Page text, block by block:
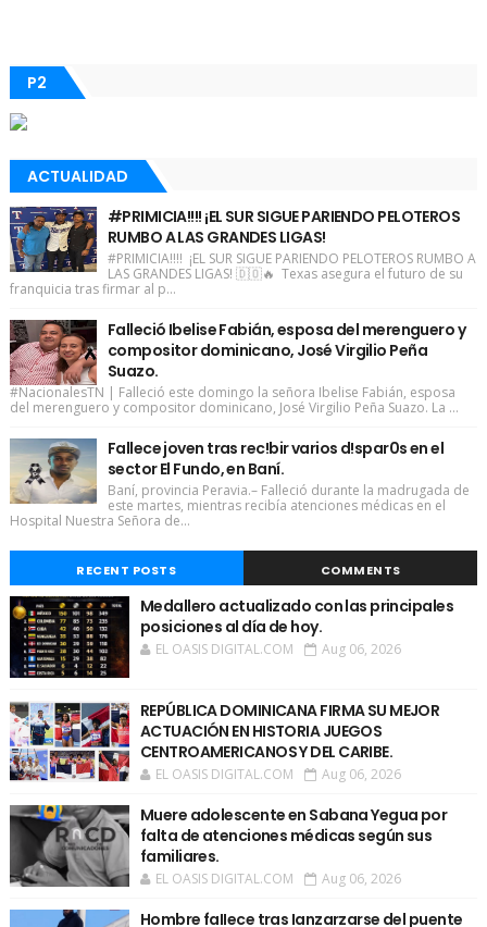
P2
ACTUALIDAD
#PRIMICIA!!!! ¡EL SUR SIGUE PARIENDO PELOTEROS
RUMBO A LAS GRANDES LIGAS!
#PRIMICIA!!!! ¡EL SUR SIGUE PARIENDO PELOTEROS RUMBO A
LAS GRANDES LIGAS! 🇩🇴🔥 Texas asegura el futuro de su
franquicia tras firmar al p...
Falleció Ibelise Fabián, esposa del merenguero y
compositor dominicano, José Virgilio Peña
Suazo.
#NacionalesTN | Falleció este domingo la señora Ibelise Fabián, esposa
del merenguero y compositor dominicano, José Virgilio Peña Suazo. La ...
Fallece joven tras rec!bir varios d!spar0s en el
sector El Fundo, en Baní.
Baní, provincia Peravia.– Falleció durante la madrugada de
este martes, mientras recibía atenciones médicas en el
Hospital Nuestra Señora de...
RECENT POSTS COMMENTS
Medallero actualizado con las principales
posiciones al día de hoy.
EL OASIS DIGITAL.COM Aug 06, 2026
REPÚBLICA DOMINICANA FIRMA SU MEJOR
ACTUACIÓN EN HISTORIA JUEGOS
CENTROAMERICANOS Y DEL CARIBE.
EL OASIS DIGITAL.COM Aug 06, 2026
Muere adolescente en Sabana Yegua por
falta de atenciones médicas según sus
familiares.
EL OASIS DIGITAL.COM Aug 06, 2026
Hombre faIIece tras Ianzarzarse del puente